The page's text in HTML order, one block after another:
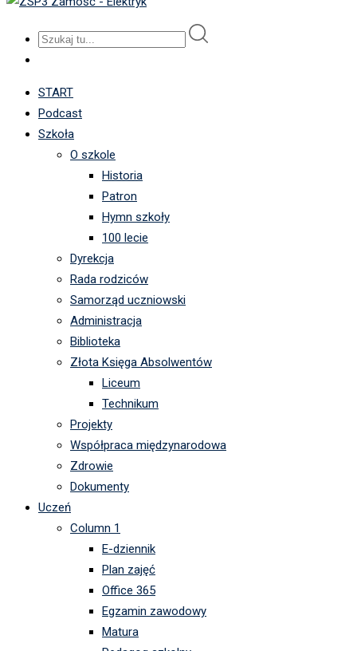
START
Podcast
Szkoła
O szkole
Historia
Patron
Hymn szkoły
100 lecie
Dyrekcja
Rada rodziców
Samorząd uczniowski
Administracja
Biblioteka
Złota Księga Absolwentów
Liceum
Technikum
Projekty
Współpraca międzynarodowa
Zdrowie
Dokumenty
Uczeń
Column 1
E-dziennik
Plan zajęć
Office 365
Egzamin zawodowy
Matura